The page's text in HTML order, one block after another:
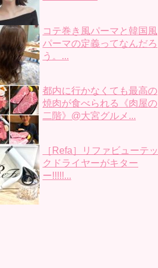
コテ巻き風パーマと韓国風
パーマの定義ってなんだろ
う。...
都内に行かなくても最高の
焼肉が食べられる《肉屋の
二階》@大宮グルメ...
［Refa］リファビューテッ
クドライヤーがキター
ー!!!!!...